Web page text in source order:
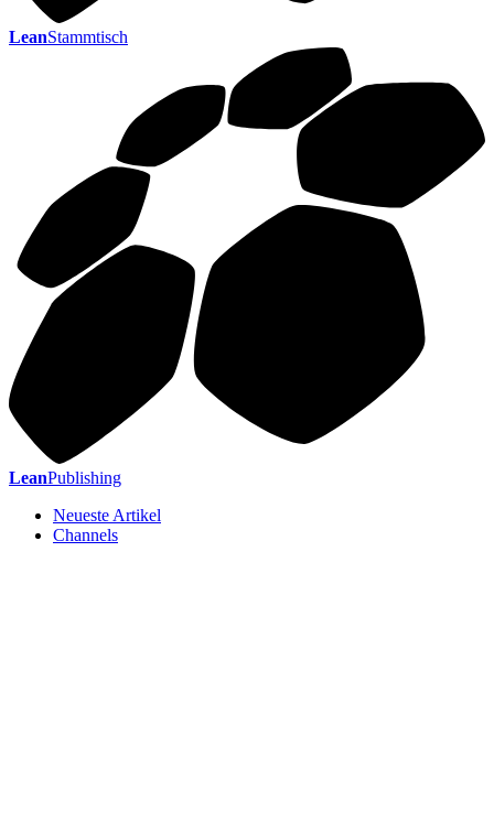
LeanStammtisch
LeanPublishing
Neueste Artikel
Channels